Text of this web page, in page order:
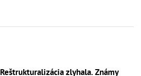
Reštrukturalizácia zlyhala. Známy